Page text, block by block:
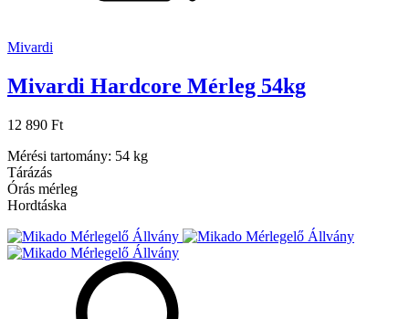
Mivardi
Mivardi Hardcore Mérleg 54kg
12 890 Ft
Mérési tartomány: 54 kg
Tárázás
Órás mérleg
Hordtáska